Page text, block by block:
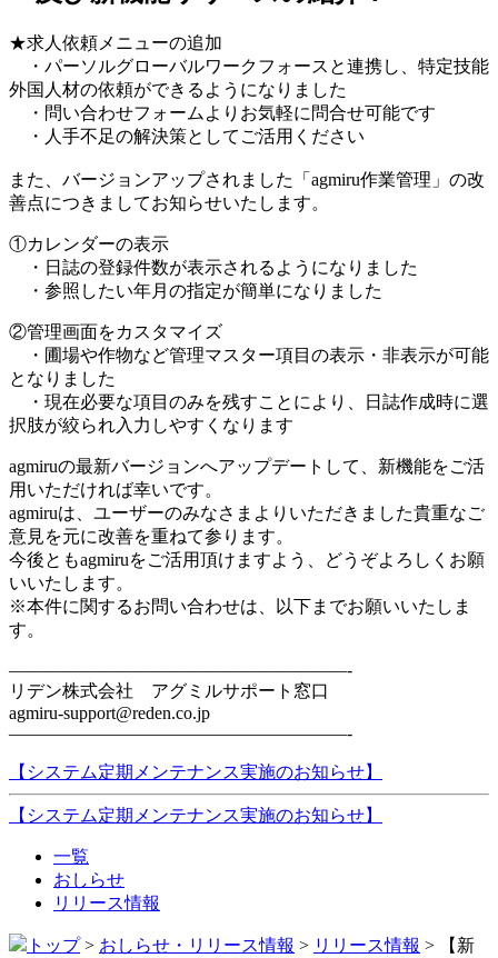
★求人依頼メニューの追加
・パーソルグローバルワークフォースと連携し、特定技能
外国人材の依頼ができるようになりました
・問い合わせフォームよりお気軽に問合せ可能です
・人手不足の解決策としてご活用ください
また、バージョンアップされました「agmiru作業管理」の改
善点につきましてお知らせいたします。
①カレンダーの表示
・日誌の登録件数が表示されるようになりました
・参照したい年月の指定が簡単になりました
②管理画面をカスタマイズ
・圃場や作物など管理マスター項目の表示・非表示が可能
となりました
・現在必要な項目のみを残すことにより、日誌作成時に選
択肢が絞られ入力しやすくなります
agmiruの最新バージョンへアップデートして、新機能をご活
用いただければ幸いです。
agmiruは、ユーザーのみなさまよりいただきました貴重なご
意見を元に改善を重ねて参ります。
今後ともagmiruをご活用頂けますよう、どうぞよろしくお願
いいたします。
※本件に関するお問い合わせは、以下までお願いいたしま
す。
———————————————————-
リデン株式会社 アグミルサポート窓口
agmiru-support@reden.co.jp
———————————————————-
【システム定期メンテナンス実施のお知らせ】
【システム定期メンテナンス実施のお知らせ】
一覧
おしらせ
リリース情報
トップ> おしらせ・リリース情報 > リリース情報 > 【新